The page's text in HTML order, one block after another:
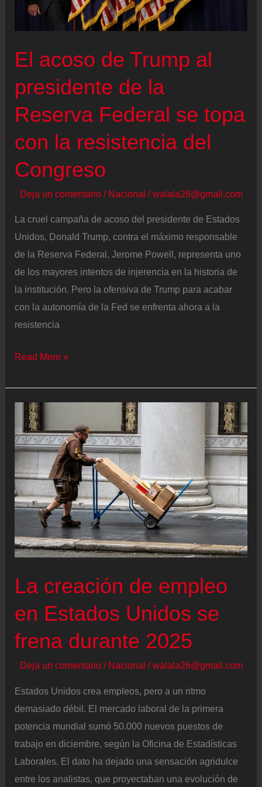
‘consejo
la
paz’
que
supervisará
reconstrucción
de
El acoso de Trump al
presidente de la
Reserva Federal se topa
con la resistencia del
Congreso
Deja un comentario / Nacional /walala26@gmail.com
La cruel campaña de acoso del presidente de Estados
Unidos, Donald Trump, contra el máximo responsable
de la Reserva Federal, Jerome Powell, representa uno
de los mayores intentos de injerencia en la historia de
la institución. Pero la ofensiva de Trump para acabar
con la autonomía de la Fed se enfrenta ahora a la
resistencia
El
de
Trump
al
presidente
de
la
Reserva
Federal
topa
del
Congreso
Read More »
La creación de empleo
en Estados Unidos se
frena durante 2025
Deja un comentario / Nacional /walala26@gmail.com
Estados Unidos crea empleos, pero a un ritmo
demasiado débil. El mercado laboral de la primera
potencia mundial sumó 50.000 nuevos puestos de
trabajo en diciembre, según la Oficina de Estadísticas
Laborales. El dato ha dejado una sensación agridulce
entre los analistas, que proyectaban una evolución de